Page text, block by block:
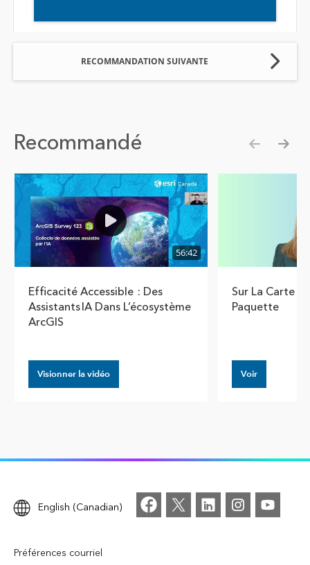
RECOMMANDATION SUIVANTE
Recommandé
56:42
Efficacité Accessible : Des
Assistants IA Dans L’écosystème
ArcGIS
Visionner la vidéo
Sur La Carte
Paquette
Voir
English (Canadian)
Préférences courriel